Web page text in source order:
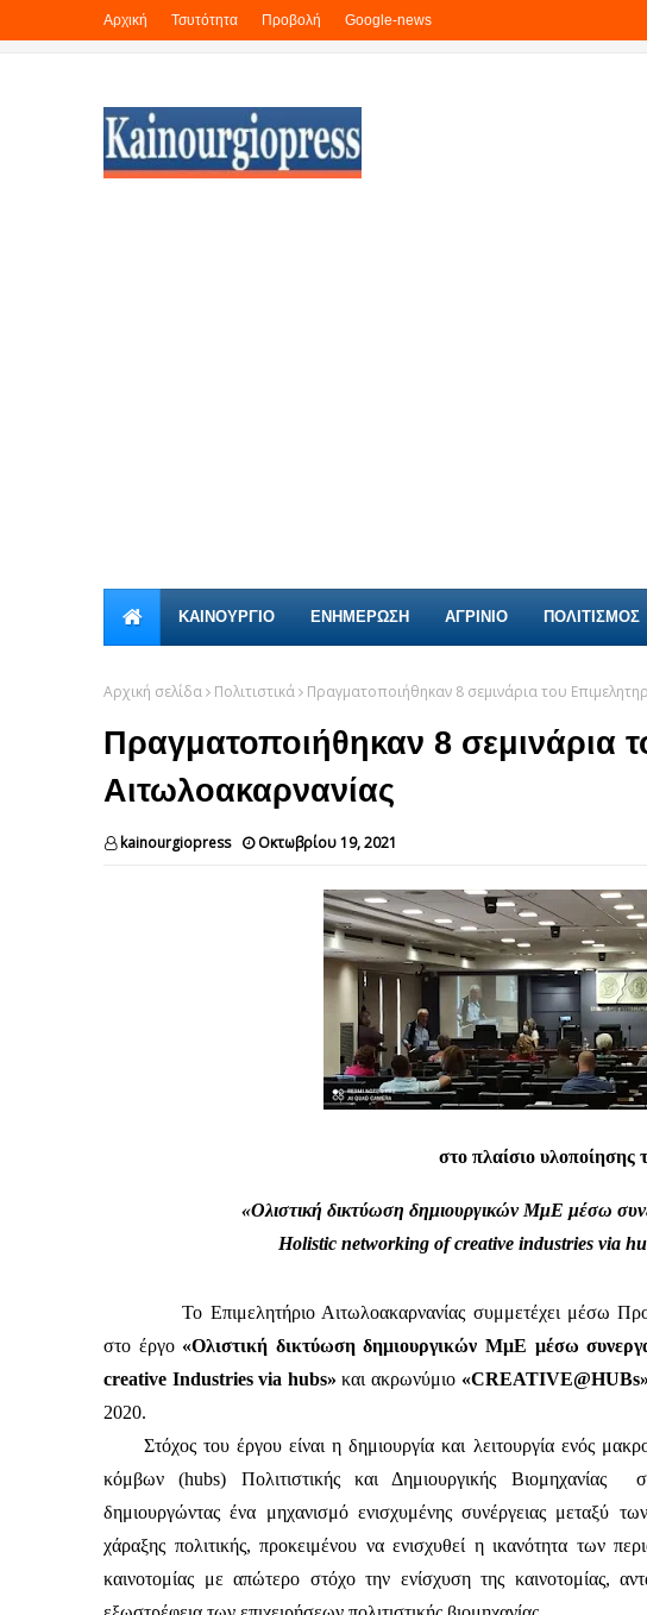
Αρχική Τσυτότητα Προβολή Google-news
ΚΑΙΝΟΎΡΓΙΟ ΕΝΗΜΕΡΩΣΗ ΑΓΡΙΝΙΟ ΠΟΛΙΤΙΣΜΟΣ
Αρχική σελίδα Πολιτιστικά Πραγματοποιήθηκαν 8 σεμινάρια του
Πραγματοποιήθηκαν 8 σεμινάρια
Αιτωλοακαρνανίας
kainourgiopress Οκτωβρίου 19, 2021
στο πλαίσιο υλοποίησης
«Ολιστική δικτύωση δημιουργικών ΜμΕ μέσω
Holistic networking of creative industries via
Το Επιμελητήριο Αιτωλοακαρνανίας συμμετέχει μέσω
στο έργο «Ολιστική δικτύωση δημιουργικών ΜμΕ μέσω
creative Industries via hubs» και ακρωνύμιο «CREATIVE@HUBs»
2020.
Στόχος του έργου είναι η δημιουργία και λειτουργία ενός
κόμβων (hubs) Πολιτιστικής και Δημιουργικής Βιομηχανίας
δημιουργώντας ένα μηχανισμό ενισχυμένης συνέργειας μεταξύ
χάραξης πολιτικής, προκειμένου να ενισχυθεί η ικανότητα των
καινοτομίας με απώτερο στόχο την ενίσχυση της καινοτομίας,